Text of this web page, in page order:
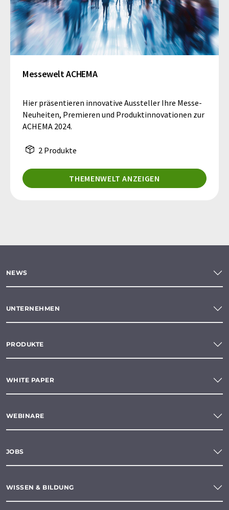
Messewelt ACHEMA
Hier präsentieren innovative Aussteller Ihre Messe-
Neuheiten, Premieren und Produktinnovationen zur
ACHEMA 2024.
2 Produkte
THEMENWELT ANZEIGEN
NEWS
UNTERNEHMEN
PRODUKTE
WHITE PAPER
WEBINARE
JOBS
WISSEN & BILDUNG